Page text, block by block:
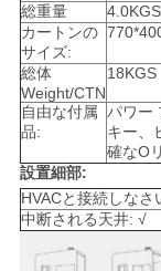
総重量 4.0KGS
カートンの
サイズ:
総体
Weight/CTN
18KGS
自由な付属
品:
パワー
キー、
確なO
設置細部:
HVACと接続しなさ
中断される天井: √